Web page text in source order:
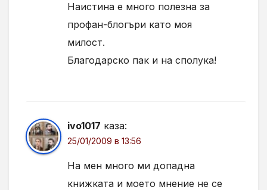
Наистина е много полезна за
профан-блогъри като моя
милост.
Благодарско пак и на сполука!
ivo1017 каза:
25/01/2009 в 13:56
На мен много ми допадна
книжката и моето мнение не се